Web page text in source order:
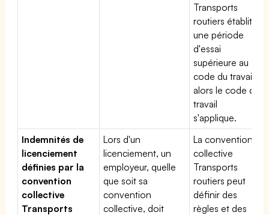
Transports
routiers établit
une période
d'essai
supérieure au
code du travail,
alors le code du
travail
s'applique.
Indemnités de
licenciement
définies par la
convention
collective
Transports
Lors d'un
licenciement, un
employeur, quelle
que soit sa
convention
collective, doit
La convention
collective
Transports
routiers peut
définir des
règles et des